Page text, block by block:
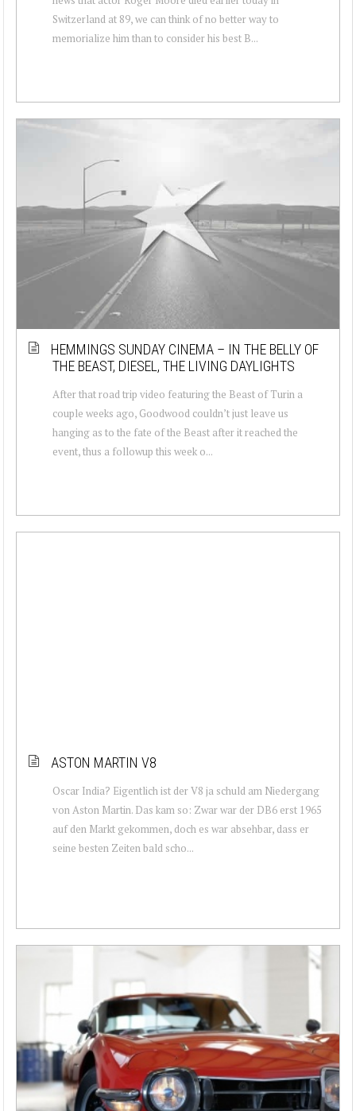
Switzerland at 89, we can think of no better way to
memorialize him than to consider his best B...
HEMMINGS SUNDAY CINEMA – IN THE BELLY OF
THE BEAST, DIESEL, THE LIVING DAYLIGHTS
After that road trip video featuring the Beast of Turin a
couple weeks ago, Goodwood couldn’t just leave us
hanging as to the fate of the Beast after it reached the
event, thus a followup this week o...
ASTON MARTIN V8
Oscar India? Eigentlich ist der V8 ja schuld am Niedergang
von Aston Martin. Das kam so: Zwar war der DB6 erst 1965
auf den Markt gekommen, doch es war absehbar, dass er
seine besten Zeiten bald scho...